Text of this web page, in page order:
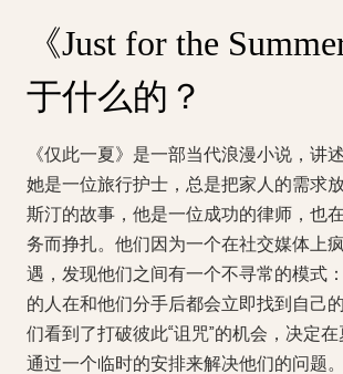
《Just for the
于什么的？
《仅此一夏》是一部当代浪漫小说，讲
她是一位旅行护士，总是把家人的需求
斯汀的故事，他是一位成功的律师，也
务而挣扎。他们因为一个在社交媒体上
遇，发现他们之间有一个不寻常的模式
的人在和他们分手后都会立即找到自己
们看到了打破彼此“诅咒”的机会，决定
通过一个临时的安排来解决他们的问题